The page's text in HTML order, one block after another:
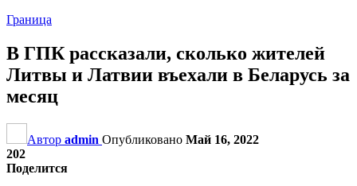
Граница
В ГПК рассказали, сколько жителей
Литвы и Латвии въехали в Беларусь за
месяц
Автор admin Опубликовано Май 16, 2022
202
Поделится